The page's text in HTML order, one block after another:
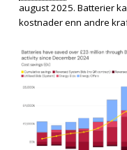
august 2025. Batterier
kostnader enn andre